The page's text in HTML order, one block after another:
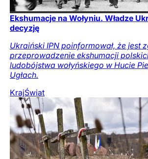
Ekshumacje na Wołyniu. Władze
decyzję
Ukraiński IPN poinformował, że jest
przeprowadzenie ekshumacji
ludobójstwa wołyńskiego w Hucie
Ugłach.
KrajŚwiat